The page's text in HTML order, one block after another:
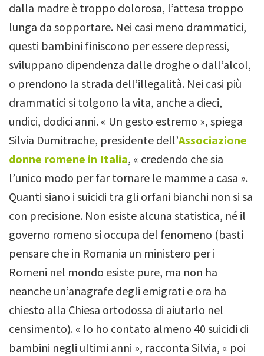
dalla madre è troppo dolorosa, l’attesa troppo
lunga da sopportare. Nei casi meno drammatici,
questi bambini finiscono per essere depressi,
sviluppano dipendenza dalle droghe o dall’alcol,
o prendono la strada dell’illegalità. Nei casi più
drammatici si tolgono la vita, anche a dieci,
undici, dodici anni. « Un gesto estremo », spiega
Silvia Dumitrache, presidente dell’Associazione
donne romene in Italia, « credendo che sia
l’unico modo per far tornare le mamme a casa ».
Quanti siano i suicidi tra gli orfani bianchi non si sa
con precisione. Non esiste alcuna statistica, né il
governo romeno si occupa del fenomeno (basti
pensare che in Romania un ministero per i
Romeni nel mondo esiste pure, ma non ha
neanche un’anagrafe degli emigrati e ora ha
chiesto alla Chiesa ortodossa di aiutarlo nel
censimento). « Io ho contato almeno 40 suicidi di
bambini negli ultimi anni », racconta Silvia, « poi